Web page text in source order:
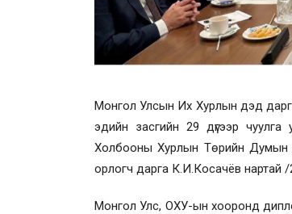
Монгол Улсын Их Хурлын дэд
эдийн засгийн 29 дүгээр чуулга
Холбооны Хурлын Төрийн Думын
орлогч дарга К.И.Косачёв нартай /
Монгол Улс, ОХУ-ын хооронд